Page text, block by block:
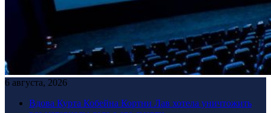
6 августа, 2026
Вдова Курта Кобейна Кортни Лав хотела уничтожить